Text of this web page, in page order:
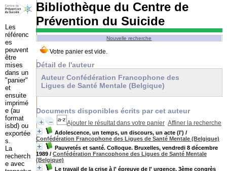
Bibliothèque du Centre de
Prévention du Suicide
Nouvelle recherche
Détail de l'auteur
Auteur Confédération Francophone des
Ligues de Santé Mentale (Belgique)
Documents disponibles écrits par cet auteur
Ajouter le résultat dans votre panier Affiner la recherche
Adolescence, un temps, un discours, un acte (l') /
Confédération Francophone des Ligues de Santé Mentale (Belgique)
Pauvretés et santé. Colloque. Bruxelles, vendredi 8 décembre
1989/ Confédération Francophone des Ligues de Santé Mentale
(Belgique)
Le travail de la crise à l' épreuve de l' urgence. 3ème congrès
Les
référenc
es
peuvent
être
mises
dans un
"panier"
et
ensuite
imprimé
e (au
format
isbd) ou
exportée
s.
La
recherch
e avec